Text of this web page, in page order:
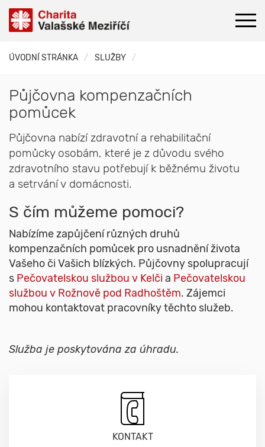
ÚVODNÍ STRÁNKA SLUŽBY
Půjčovna kompenzačních
pomůcek
Půjčovna nabízí zdravotní a rehabilitační
pomůcky osobám, které je z důvodu svého
zdravotního stavu potřebují k běžnému životu
a setrvání v domácnosti.
S čím můžeme pomoci?
Nabízíme zapůjčení různých druhů
kompenzačních pomůcek pro usnadnění života
Vašeho či Vašich blízkých. Půjčovny spolupracují
s Pečovatelskou službou v Kelči a Pečovatelskou
službou v Rožnově pod Radhoštěm. Zájemci
mohou kontaktovat pracovníky těchto služeb.
Služba je poskytována za úhradu.
KONTAKT